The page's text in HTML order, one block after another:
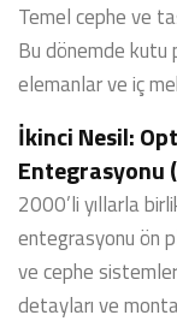
Temel cephe ve
Bu dönemde kutu
elemanlar ve iç
İkinci Nesil:
Entegrasyonu
2000’li yıllarla
entegrasyonu ön
ve cephe
detayları ve